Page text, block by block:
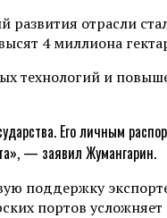
отрасли
4 миллиона
и
Его личным
— заявил Жумангарин.
поддержку
портов